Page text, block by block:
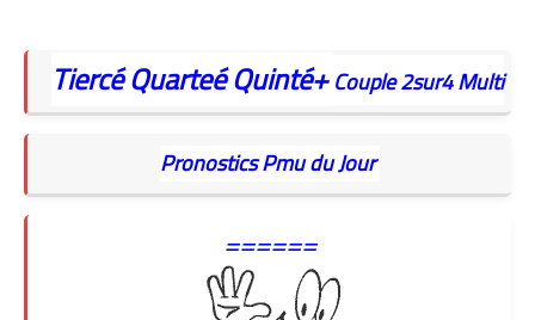
TiercéQuarteéQuinté+Couple2sur4Multi
Pronostics Pmu du Jour
======